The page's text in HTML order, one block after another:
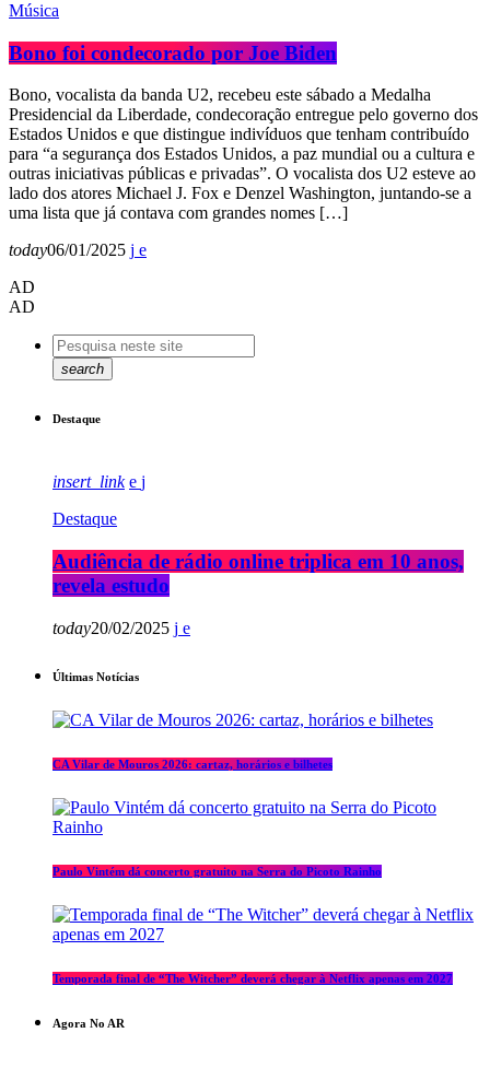
Música
Bono foi condecorado por Joe Biden
Bono, vocalista da banda U2, recebeu este sábado a Medalha
Presidencial da Liberdade, condecoração entregue pelo governo dos
Estados Unidos e que distingue indivíduos que tenham contribuído
para “a segurança dos Estados Unidos, a paz mundial ou a cultura e
outras iniciativas públicas e privadas”. O vocalista dos U2 esteve ao
lado dos atores Michael J. Fox e Denzel Washington, juntando-se a
uma lista que já contava com grandes nomes […]
today06/01/2025
AD
AD
search
Destaque
insert_link
Destaque
Audiência de rádio online triplica em 10 anos,
revela estudo
today20/02/2025
Últimas Notícias
CA Vilar de Mouros 2026: cartaz, horários e bilhetes
Paulo Vintém dá concerto gratuito na Serra do Picoto Rainho
Temporada final de “The Witcher” deverá chegar à Netflix apenas em 2027
Agora No AR